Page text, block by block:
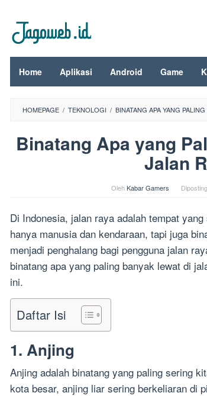
konten
Home Aplikasi Android Game
HOMEPAGE / TEKNOLOGI / BINATANG APA YANG
Binatang Apa yang
Jalan
OlehKabar Gamers
Di Indonesia, jalan raya adalah tempat
hanya manusia dan kendaraan, tapi juga
menjadi penghalang bagi pengguna jalan
binatang apa yang paling banyak lewat di
ini.
Daftar Isi
1. Anjing
Anjing adalah binatang yang paling sering
kota besar, anjing liar sering berkeliaran di